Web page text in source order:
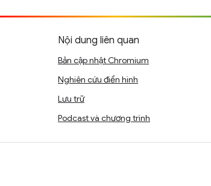
Nội dung liên quan
Bản cập nhật Chromium
Nghiên cứu điển hình
Lưu trữ
Podcast và chương trình